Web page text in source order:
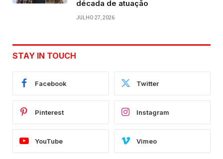
década de atuação
JULHO 27, 2026
STAY IN TOUCH
Facebook Twitter
Pinterest Instagram
YouTube Vimeo